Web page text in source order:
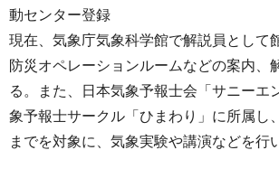
動センター登録
現在、気象庁気象科学館で解説員として
防災オペレーションルームなどの案内、
る。また、日本気象予報士会「サニーエ
象予報士サークル「ひまわり」に所属し
までを対象に、気象実験や講演などを行